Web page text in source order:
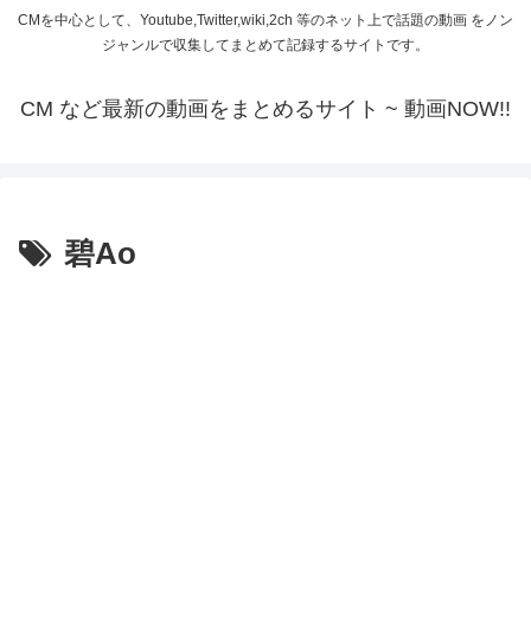
CMを中心として、Youtube,Twitter,wiki,2ch 等のネット上で話題の動画 をノン
ジャンルで収集してまとめて記録するサイトです。
CM など最新の動画をまとめるサイト ~ 動画NOW!!
碧Ao